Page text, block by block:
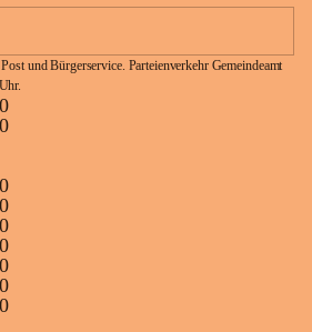
und Bürgerservice. Parteienverkehr Gemeindeamt